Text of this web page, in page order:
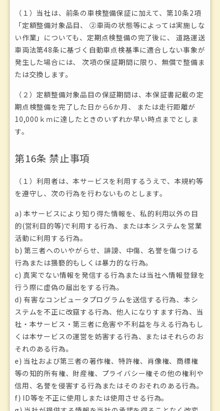
（１）当社は、前条の車検整備保証に加えて、第10条2項
「定額整備対象品目、 ②車両の状態等によっては実施しな
い作業」についても、定期点検整備の完了後に、 道路運送
車両法第48条に基づく自動車点検基準に適合しない事象が
発生した場合には、 次項の保証期間に限り、無償で整備ま
たは交換します。
（２）定額整備対象品目の保証期間は、本保証書記載の定
期点検整備を完了した日から6か月、 または走行距離が
10,000ｋｍに達したときのいずれか早い時点までとしま
す。
第16条 禁止事項
（１）利用者は、本サービスを利用するうえで、本規約等
を遵守し、次の行為を行わないものとします。
a) 本サービスにより知り得た情報を、私的利用以外の目
的(営利目的等)で利用する行為、または本システムを営業
活動に利用する行為。
b) 第三者へのいやがらせ、誹謗、中傷、名誉を傷つける
行為または猥褻的もしくは暴力的な行為。
c) 真実でない情報を発信する行為または当社へ情報登録を
行う際に虚偽の届出をする行為。
d) 有害なコンピュータプログラムを送信する行為、本シ
ステムを不正に改竄する行為、他人になりすます行為、当
社・本サービス・第三者に危害や不利益を与える行為もし
くは本サービスの運営を妨害する行為、またはそれらのお
それのある行為。
e) 当社および第三者の著作権、特許権、肖像権、商標権
等の知的所有権、財産権、プライバシー権その他の権利や
信用、名誉を侵害する行為またはそのおそれのある行為。
f) ID等を不正に使用しまたは使用させる行為。